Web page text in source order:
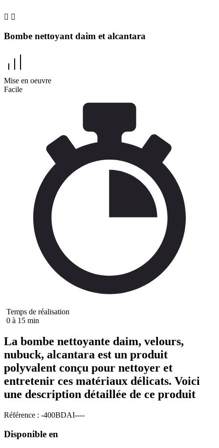
 
Bombe nettoyant daim et alcantara
Mise en oeuvre
Facile
Temps de réalisation
0 à 15 min
La bombe nettoyante daim, velours,
nubuck, alcantara est un produit
polyvalent conçu pour nettoyer et
entretenir ces matériaux délicats. Voici
une description détaillée de ce produit
Référence : -400BDAI----
Disponible en